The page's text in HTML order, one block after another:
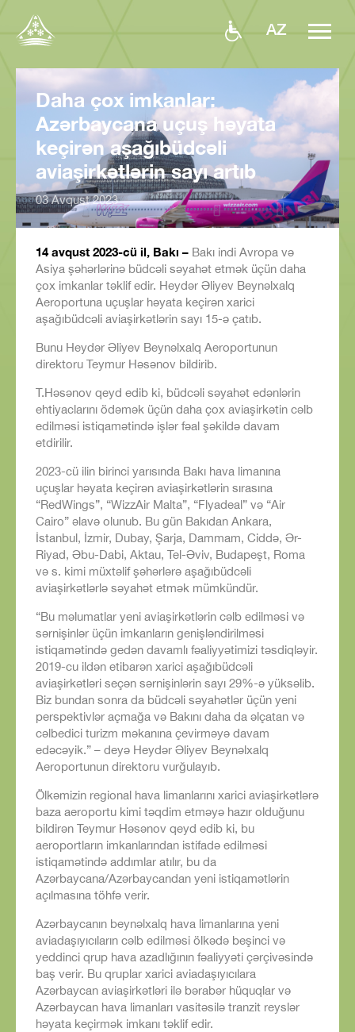
AZ
Daha çox imkanlar:
Azərbaycana uçuş həyata
keçirən aşağıbüdcəli
aviaşirkətlərin sayı artıb
03 Avqust 2023
14 avqust 2023-cü il, Bakı – Bakı indi Avropa və
Asiya şəhərlərinə büdcəli səyahət etmək üçün daha
çox imkanlar təklif edir. Heydər Əliyev Beynəlxalq
Aeroportuna uçuşlar həyata keçirən xarici
aşağıbüdcəli aviaşirkətlərin sayı 15-ə çatıb.
Bunu Heydər Əliyev Beynəlxalq Aeroportunun
direktoru Teymur Həsənov bildirib.
T.Həsənov qeyd edib ki, büdcəli səyahət edənlərin
ehtiyaclarını ödəmək üçün daha çox aviaşirkətin cəlb
edilməsi istiqamətində işlər fəal şəkildə davam
etdirilir.
2023-cü ilin birinci yarısında Bakı hava limanına
uçuşlar həyata keçirən aviaşirkətlərin sırasına
“RedWings”, “WizzAir Malta”, “Flyadeal” və “Air
Cairo” əlavə olunub. Bu gün Bakıdan Ankara,
İstanbul, İzmir, Dubay, Şarja, Dammam, Ciddə, Ər-
Riyad, Əbu-Dabi, Aktau, Tel-Əviv, Budapeşt, Roma
və s. kimi müxtəlif şəhərlərə aşağıbüdcəli
aviaşirkətlərlə səyahət etmək mümkündür.
“Bu məlumatlar yeni aviaşirkətlərin cəlb edilməsi və
sərnişinlər üçün imkanların genişləndirilməsi
istiqamətində gedən davamlı fəaliyyətimizi təsdiqləyir.
2019-cu ildən etibarən xarici aşağıbüdcəli
aviaşirkətləri seçən sərnişinlərin sayı 29%-ə yüksəlib.
Biz bundan sonra da büdcəli səyahətlər üçün yeni
perspektivlər açmağa və Bakını daha da əlçatan və
cəlbedici turizm məkanına çevirməyə davam
edəcəyik.” – deyə Heydər Əliyev Beynəlxalq
Aeroportunun direktoru vurğulayıb.
Ölkəmizin regional hava limanlarını xarici aviaşirkətlərə
baza aeroportu kimi təqdim etməyə hazır olduğunu
bildirən Teymur Həsənov qeyd edib ki, bu
aeroportların imkanlarından istifadə edilməsi
istiqamətində addımlar atılır, bu da
Azərbaycana/Azərbaycandan yeni istiqamətlərin
açılmasına töhfə verir.
Azərbaycanın beynəlxalq hava limanlarına yeni
aviadaşıyıcıların cəlb edilməsi ölkədə beşinci və
yeddinci qrup hava azadlığının fəaliyyəti çərçivəsində
baş verir. Bu qruplar xarici aviadaşıyıcılara
Azərbaycan aviaşirkətləri ilə bərabər hüquqlar və
Azərbaycan hava limanları vasitəsilə tranzit reyslər
həyata keçirmək imkanı təklif edir.